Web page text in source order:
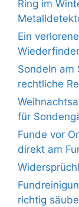
Ring im
Ein
Sondeln am
rechtliche
für
Funde vor
direkt am
richtig